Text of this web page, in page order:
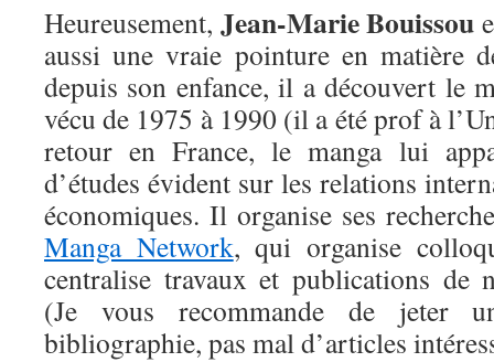
Heureusement, Jean-Marie Bouissou
aussi une vraie pointure en matière
depuis son enfance, il a découvert le
vécu de 1975 à 1990 (il a été prof à
retour en France, le manga lui
d’études évident sur les relations
économiques. Il organise ses
Manga Network, qui organise
centralise travaux et publications de
(Je vous recommande de jeter
bibliographie, pas mal d’articles